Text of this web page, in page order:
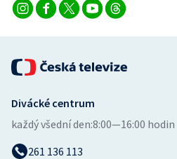
Volejbal
Divácké centrum
každý všední den:8:00—16:00 hodin
261 136 113